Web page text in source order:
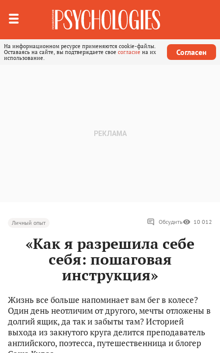
На информационном ресурсе применяются cookie-файлы.
Оставаясь на сайте, вы подтверждаете свое согласие на их
использование.
Согласен
Личный опыт Обсудить 10 012
«Как я разрешила себе
себя: пошаговая
инструкция»
Жизнь все больше напоминает вам бег в колесе?
Один день неотличим от другого, мечты отложены в
долгий ящик, да так и забыты там? Историей
выхода из закнутого круга делится преподаватель
английского, поэтесса, путешественница и блогер